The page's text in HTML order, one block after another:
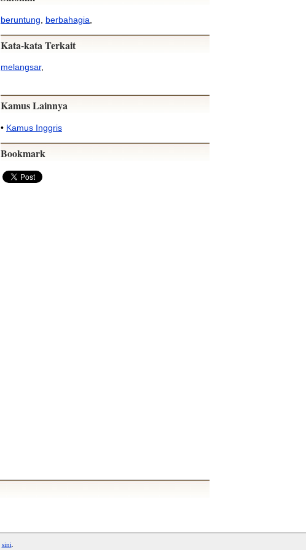
beruntung berbahagia
Kata-kata Terkait
melangsar,
Kamus Lainnya
• Kamus Inggris
Bookmark
sini